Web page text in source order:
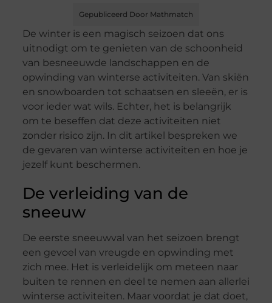
Gepubliceerd Door Mathmatch
De winter is een magisch seizoen dat ons
uitnodigt om te genieten van de schoonheid
van besneeuwde landschappen en de
opwinding van winterse activiteiten. Van skiën
en snowboarden tot schaatsen en sleeën, er is
voor ieder wat wils. Echter, het is belangrijk
om te beseffen dat deze activiteiten niet
zonder risico zijn. In dit artikel bespreken we
de gevaren van winterse activiteiten en hoe je
jezelf kunt beschermen.
De verleiding van de
sneeuw
De eerste sneeuwval van het seizoen brengt
een gevoel van vreugde en opwinding met
zich mee. Het is verleidelijk om meteen naar
buiten te rennen en deel te nemen aan allerlei
winterse activiteiten. Maar voordat je dat doet,